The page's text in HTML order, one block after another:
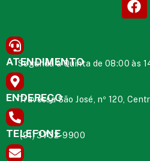
ATENDIMENTO
Segunda à Quinta de 08:00 às
ENDEREÇO
Travessa São José, nº 120,
TELEFONE
(91) 3732-9900